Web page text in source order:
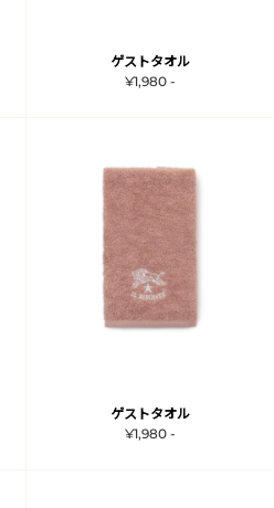
ゲストタオル
¥1,980 -
ゲストタオル
¥1,980 -